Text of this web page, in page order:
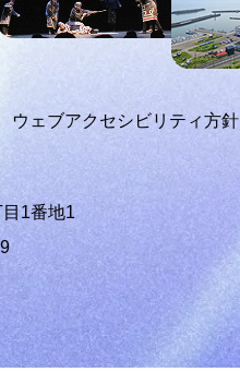
ウェブアクセシビリティ方針
1番地1